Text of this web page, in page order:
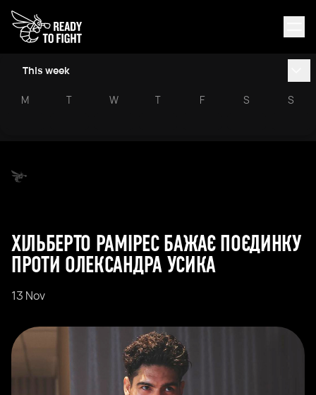
This week
M T W T F S S
ХІЛЬБЕРТО РАМІРЕС БАЖАЄ ПОЄДИНКУ
ПРОТИ ОЛЕКСАНДРА УСИКА
13 Nov